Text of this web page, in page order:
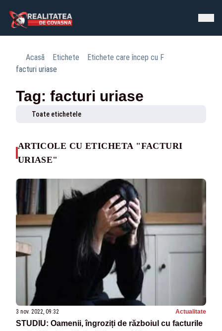
Acasă Etichete
Etichete care încep cu F
facturi uriase
Tag: facturi uriase
Toate etichetele
ARTICOLE CU ETICHETA "FACTURI
URIASE"
3 nov. 2022, 09:32 Actualitate
STUDIU: Oamenii, îngroziți de războiul cu facturile